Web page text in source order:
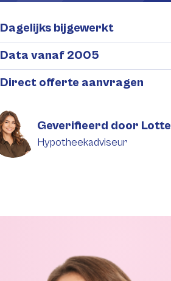
Dagelijks bijgewerkt
Data vanaf 2005
Direct offerte aanvragen
Geverifieerd door Lotte
Hypotheekadviseur